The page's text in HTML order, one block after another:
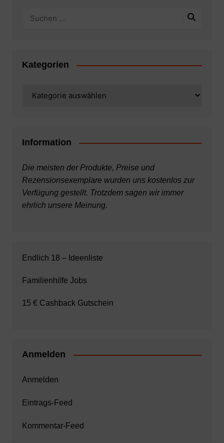
Kategorien
Information
Die meisten der Produkte, Preise und
Rezensionsexemplare wurden uns kostenlos zur
Verfügung gestellt. Trotzdem sagen wir immer
ehrlich unsere Meinung.
Endlich 18 – Ideenliste
Familienhilfe Jobs
15 € Cashback Gutschein
Anmelden
Anmelden
Eintrags-Feed
Kommentar-Feed